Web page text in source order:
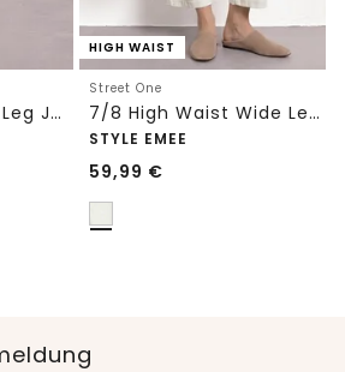
High Waist Barrel Leg Jeans im Loose Fit
HIGH WAIST
Street One
7/8 High Waist Wide Leg Jeans im Loose Fit
STYLE EMEE
59,99 €